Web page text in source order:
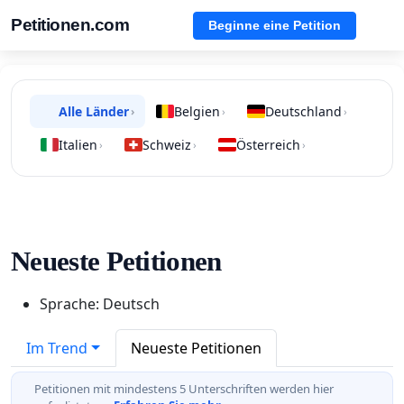
Petitionen.com Beginne eine Petition
Alle Länder› Belgien › Deutschland ›
Italien › Schweiz › Österreich ›
Neueste Petitionen
Sprache: Deutsch
Im Trend Neueste Petitionen
Petitionen mit mindestens 5 Unterschriften werden hier